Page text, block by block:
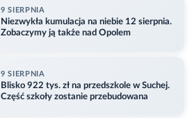
9 SIERPNIA
Niezwykła kumulacja na niebie 12 sierpnia.
Zobaczymy ją także nad Opolem
9 SIERPNIA
Blisko 922 tys. zł na przedszkole w Suchej.
Część szkoły zostanie przebudowana